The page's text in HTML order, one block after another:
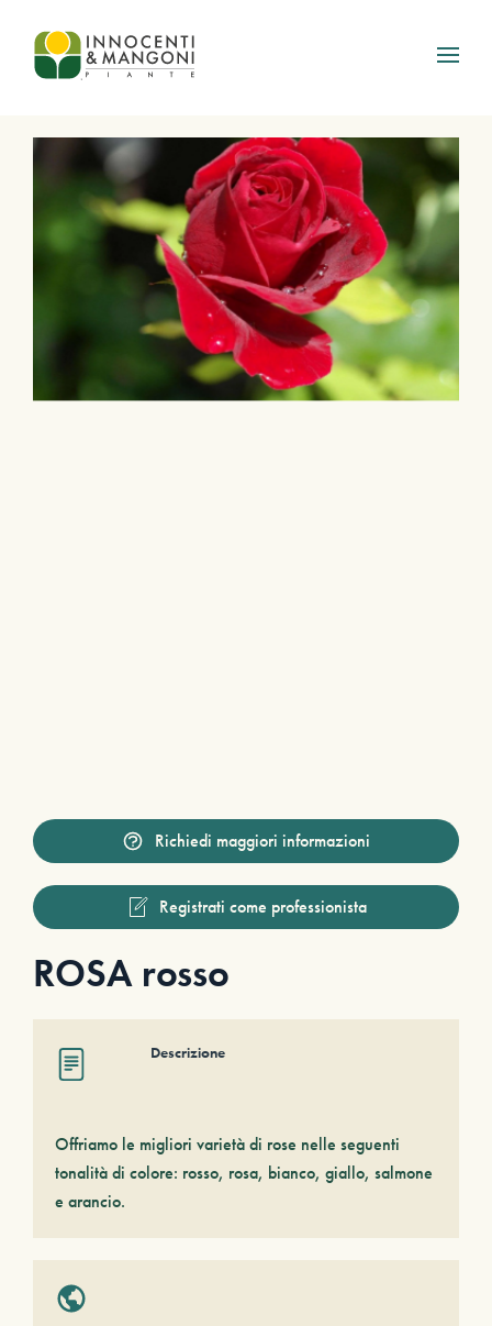
Skip to main content
Richiedi maggiori informazioni
Registrati come professionista
ROSA rosso
Descrizione
Offriamo le migliori varietà di rose nelle seguenti
tonalità di colore: rosso, rosa, bianco, giallo, salmone
e arancio.